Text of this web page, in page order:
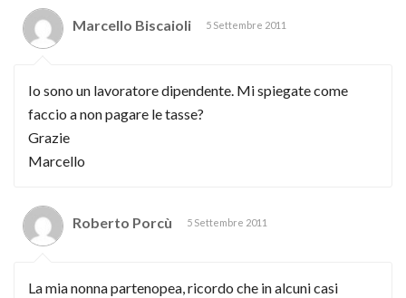
Marcello Biscaioli 5 Settembre 2011
Io sono un lavoratore dipendente. Mi spiegate come
faccio a non pagare le tasse?
Grazie
Marcello
Roberto Porcù 5 Settembre 2011
La mia nonna partenopea, ricordo che in alcuni casi